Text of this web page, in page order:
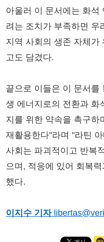
아울러 이 문서에는 화석
려는 조치가 부족하면 우
지역 사회의 생존 자체가
고도 담겼다.
끝으로 이들은 이 문서를
생 에너지로의 전환과 화
지를 위한 약속을 촉구하
재활용한다"라며 "라틴
사회는 파괴적이고 반복
으며, 적응에 있어 회복
했다.
이지수 기자